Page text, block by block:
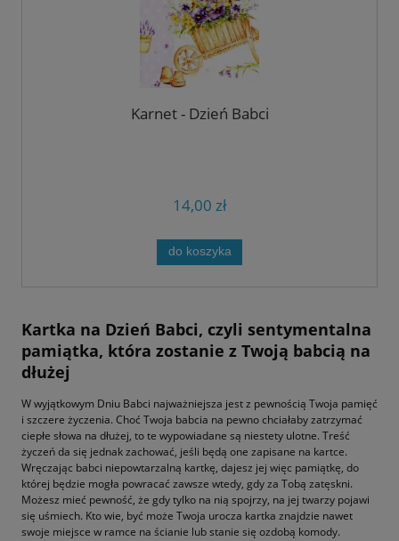
Karnet - Dzień Babci
14,00 zł
do koszyka
Kartka na Dzień Babci, czyli sentymentalna
pamiątka, która zostanie z Twoją babcią na
dłużej
W wyjątkowym Dniu Babci najważniejsza jest z pewnością Twoja pamięć
i szczere życzenia. Choć Twoja babcia na pewno chciałaby zatrzymać
ciepłe słowa na dłużej, to te wypowiadane są niestety ulotne. Treść
życzeń da się jednak zachować, jeśli będą one zapisane na kartce.
Wręczając babci niepowtarzalną kartkę, dajesz jej więc pamiątkę, do
której będzie mogła powracać zawsze wtedy, gdy za Tobą zatęskni.
Możesz mieć pewność, że gdy tylko na nią spojrzy, na jej twarzy pojawi
się uśmiech. Kto wie, być może Twoja urocza kartka znajdzie nawet
swoje miejsce w ramce na ścianie lub stanie się ozdobą komody.